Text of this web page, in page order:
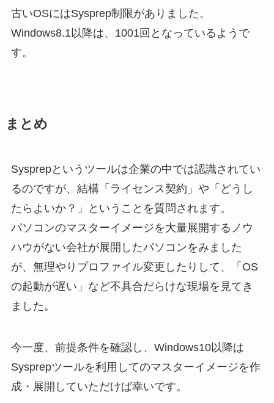
古いOSにはSysprep制限がありました。
Windows8.1以降は、1001回となっているようで
す。
まとめ
Sysprepというツールは企業の中では認識されてい
るのですが、結構「ライセンス契約」や「どうし
たらよいか？」ということを質問されます。
パソコンのマスターイメージを大量展開するノウ
ハウがない会社が展開したパソコンをみました
が、無理やりプロファイル変更したりして、「OS
の起動が遅い」など不具合だらけな現場を見てき
ました。
今一度、前提条件を確認し、Windows10以降は
Sysprepツールを利用してのマスターイメージを作
成・展開していただけば幸いです。